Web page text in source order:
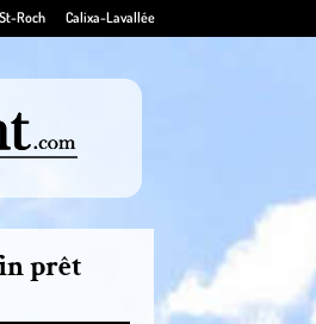
St-Roch Calixa-Lavallée
prêt